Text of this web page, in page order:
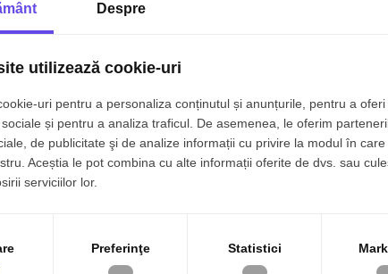
- de 28 deani ! - facem
Iulia în cea mai
noastră de 28 ani
Despre
utilizează cookie-uri
uri pentru a personaliza conținutul și anunțurile, pentru a oferi
și pentru a analiza traficul. De asemenea, le oferim
de publicitate şi de analize informații cu privire la modul în care
Aceștia le pot combina cu alte informații oferite de dvs. sau
serviciilor lor.
Preferinţe Statistici